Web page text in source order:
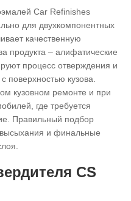
Car Refinishes
для двухкомпонентных
качественную
продукта – алифатические
процесс отверждения и
поверхностью кузова.
кузовном ремонте и при
где требуется
Правильный подбор
высыхания и финальные
CS